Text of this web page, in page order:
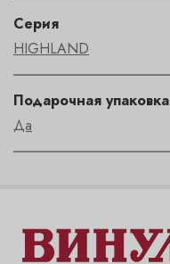
Серия
HIGHLAND
Подарочная упаковка
Да